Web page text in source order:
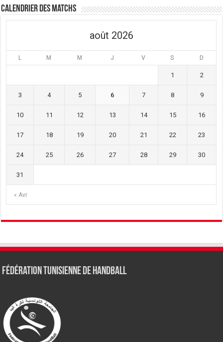
Calendrier des matchs
août 2026
L M M J V S D
« Avr
1 2
3 4 5 6 7 8 9
10 11 12 13 14 15 16
17 18 19 20 21 22 23
24 25 26 27 28 29 30
31
Fédération tunisienne de Handball